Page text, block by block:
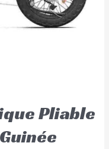
Pliable